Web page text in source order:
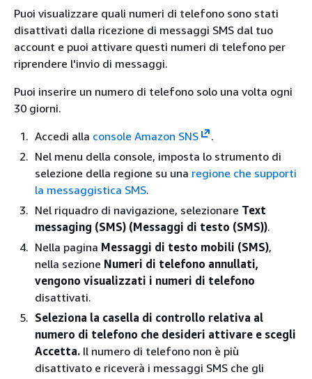
Puoi visualizzare quali numeri di telefono sono stati
disattivati dalla ricezione di messaggi SMS dal tuo
account e puoi attivare questi numeri di telefono per
riprendere l'invio di messaggi.
Puoi inserire un numero di telefono solo una volta ogni
30 giorni.
Accedi alla console Amazon SNS
.
Nel menu della console, imposta lo strumento di
selezione della regione su una regione che supporti
la messaggistica SMS.
Nel riquadro di navigazione, selezionare Text
messaging (SMS) (Messaggi di testo (SMS)).
Nella pagina Messaggi di testo mobili (SMS),
nella sezione Numeri di telefono annullati,
vengono visualizzati i numeri di telefono
disattivati.
Seleziona la casella di controllo relativa al
numero di telefono che desideri attivare e scegli
Accetta. Il numero di telefono non è più
disattivato e riceverà i messaggi SMS che gli